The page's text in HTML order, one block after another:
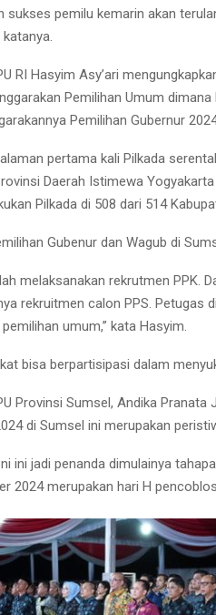
sukses pemilu kemarin akan
RI Hasyim Asy’ari
Pemilihan Umum
Pemilihan Gubernur
pertama kali Pilkada
Daerah Istimewa
Pilkada di 508 dari 514
Gubenur dan Wagub di
melaksanakan rekrutmen PPK.
rekruitmen calon PPS. Petugas
umum,” kata Hasyim.
bisa berpartisipasi dalam
Provinsi Sumsel, Andika Pranata
di Sumsel ini merupakan
ini jadi penanda dimulainya
2024 merupakan hari H Reply